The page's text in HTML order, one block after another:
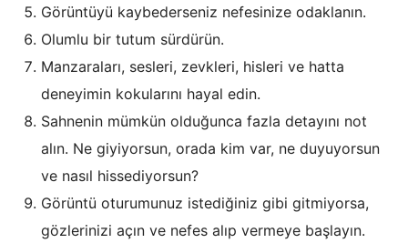
Görüntüyü kaybederseniz nefesinize odaklanın.
Olumlu bir tutum sürdürün.
Manzaraları, sesleri, zevkleri, hisleri ve hatta
deneyimin kokularını hayal edin.
Sahnenin mümkün olduğunca fazla detayını not
alın. Ne giyiyorsun, orada kim var, ne duyuyorsun
ve nasıl hissediyorsun?
Görüntü oturumunuz istediğiniz gibi gitmiyorsa,
gözlerinizi açın ve nefes alıp vermeye başlayın.